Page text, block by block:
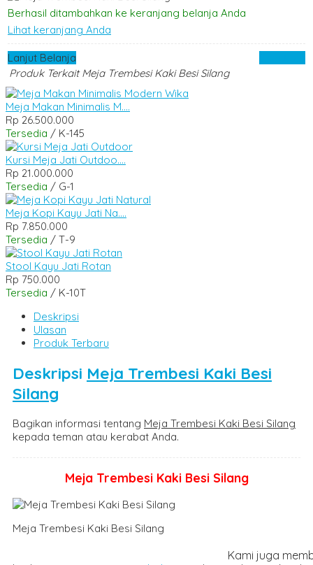
Berhasil ditambahkan ke keranjang belanja Anda
Lihat keranjang Anda
Lanjut Belanja
Produk Terkait Meja Trembesi Kaki Besi Silang
Meja Makan Minimalis M....
Rp 26.500.000
Tersedia / K-145
Kursi Meja Jati Outdoo....
Rp 21.000.000
Tersedia / G-1
Meja Kopi Kayu Jati Na....
Rp 7.850.000
Tersedia / T-9
Stool Kayu Jati Rotan
Rp 750.000
Tersedia / K-10T
Deskripsi
Ulasan
Produk Terbaru
Deskripsi Meja Trembesi Kaki Besi
Silang
Bagikan informasi tentang Meja Trembesi Kaki Besi Silang
kepada teman atau kerabat Anda.
Meja Trembesi Kaki Besi Silang
Meja Trembesi Kaki Besi
Kami juga